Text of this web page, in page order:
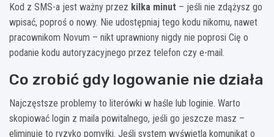
Kod z SMS-a jest ważny przez kilka minut – jeśli nie zdążysz go
wpisać, poproś o nowy. Nie udostępniaj tego kodu nikomu, nawet
pracownikom Novum – nikt uprawniony nigdy nie poprosi Cię o
podanie kodu autoryzacyjnego przez telefon czy e-mail.
Co zrobić gdy logowanie nie działa
Najczęstsze problemy to literówki w haśle lub loginie. Warto
skopiować login z maila powitalnego, jeśli go jeszcze masz –
eliminuje to ryzyko pomyłki. Jeśli system wyświetla komunikat o